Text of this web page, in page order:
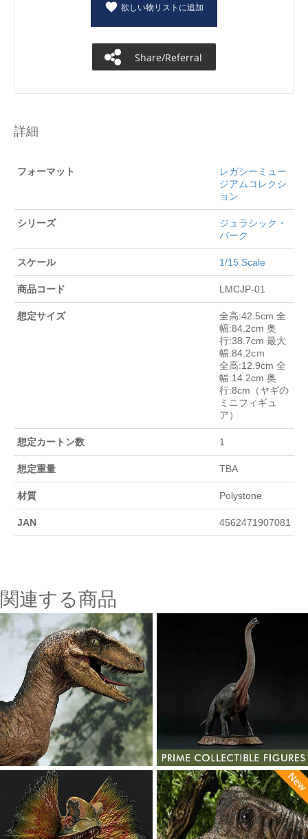
欲しい物リストに追加
Share/Referral
詳細
フォーマット
レガシーミュー
ジアムコレクシ
ョン
シリーズ
ジュラシック・
パーク
スケール 1/15 Scale
商品コード LMCJP-01
想定サイズ
全高:42.5cm 全
幅:84.2cm 奥
行:38.7cm 最大
幅:84.2cｍ
全高:12.9cm 全
幅:14.2cm 奥
行:8cm（ヤギの
ミニフィギュ
ア）
想定カートン数 1
想定重量 TBA
材質 Polystone
JAN 4562471907081
関連する商品